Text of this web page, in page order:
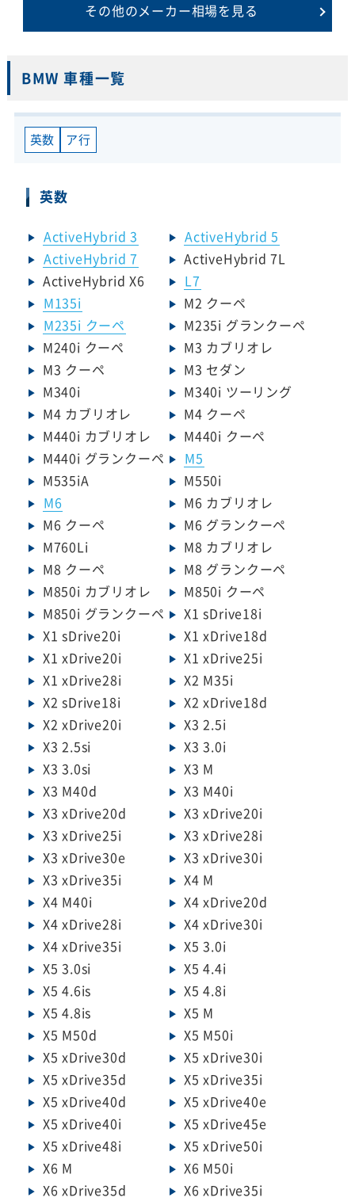
その他のメーカー相場を見る
BMW 車種一覧
英数 ア行
英数
ActiveHybrid 3
ActiveHybrid 5
ActiveHybrid 7
ActiveHybrid 7L
ActiveHybrid X6
L7
M135i
M2 クーペ
M235i クーペ
M235i グランクーペ
M240i クーペ
M3 カブリオレ
M3 クーペ
M3 セダン
M340i
M340i ツーリング
M4 カブリオレ
M4 クーペ
M440i カブリオレ
M440i クーペ
M440i グランクーペ
M5
M535iA
M550i
M6
M6 カブリオレ
M6 クーペ
M6 グランクーペ
M760Li
M8 カブリオレ
M8 クーペ
M8 グランクーペ
M850i カブリオレ
M850i クーペ
M850i グランクーペ
X1 sDrive18i
X1 sDrive20i
X1 xDrive18d
X1 xDrive20i
X1 xDrive25i
X1 xDrive28i
X2 M35i
X2 sDrive18i
X2 xDrive18d
X2 xDrive20i
X3 2.5i
X3 2.5si
X3 3.0i
X3 3.0si
X3 M
X3 M40d
X3 M40i
X3 xDrive20d
X3 xDrive20i
X3 xDrive25i
X3 xDrive28i
X3 xDrive30e
X3 xDrive30i
X3 xDrive35i
X4 M
X4 M40i
X4 xDrive20d
X4 xDrive28i
X4 xDrive30i
X4 xDrive35i
X5 3.0i
X5 3.0si
X5 4.4i
X5 4.6is
X5 4.8i
X5 4.8is
X5 M
X5 M50d
X5 M50i
X5 xDrive30d
X5 xDrive30i
X5 xDrive35d
X5 xDrive35i
X5 xDrive40d
X5 xDrive40e
X5 xDrive40i
X5 xDrive45e
X5 xDrive48i
X5 xDrive50i
X6 M
X6 M50i
X6 xDrive35d
X6 xDrive35i